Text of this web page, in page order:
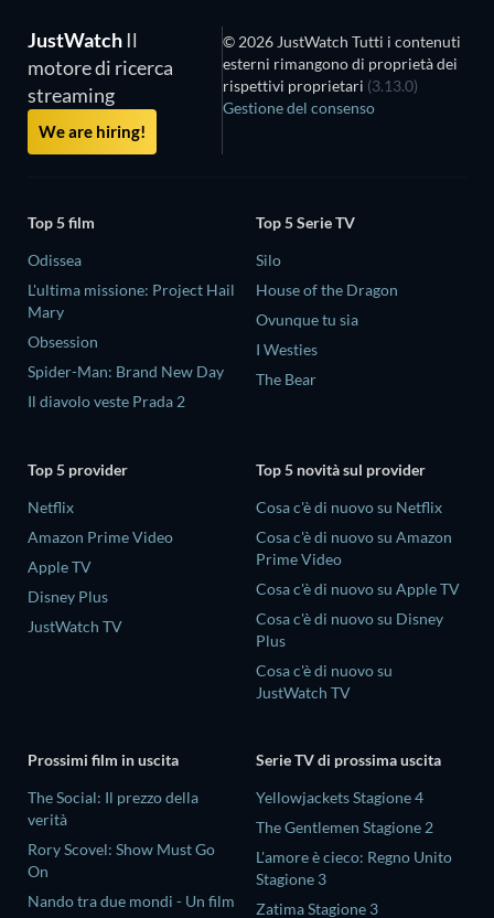
JustWatch Il
motore di ricerca
streaming
We are hiring!
© 2026 JustWatch Tutti i contenuti
esterni rimangono di proprietà dei
rispettivi proprietari (3.13.0)
Gestione del consenso
Top 5 film
Odissea
L'ultima missione: Project Hail
Mary
Obsession
Spider-Man: Brand New Day
Il diavolo veste Prada 2
Top 5 Serie TV
Silo
House of the Dragon
Ovunque tu sia
I Westies
The Bear
Top 5 provider
Netflix
Amazon Prime Video
Apple TV
Disney Plus
JustWatch TV
Top 5 novità sul provider
Cosa c'è di nuovo su Netflix
Cosa c'è di nuovo su Amazon
Prime Video
Cosa c'è di nuovo su Apple TV
Cosa c'è di nuovo su Disney
Plus
Cosa c'è di nuovo su
JustWatch TV
Prossimi film in uscita
The Social: Il prezzo della
verità
Rory Scovel: Show Must Go
On
Nando tra due mondi - Un film
Serie TV di prossima uscita
Yellowjackets Stagione 4
The Gentlemen Stagione 2
L'amore è cieco: Regno Unito
Stagione 3
Zatima Stagione 3